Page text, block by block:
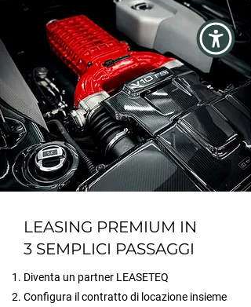
LEASING PREMIUM IN
3 SEMPLICI PASSAGGI
Diventa un partner LEASETEQ
Configura il contratto di locazione insieme